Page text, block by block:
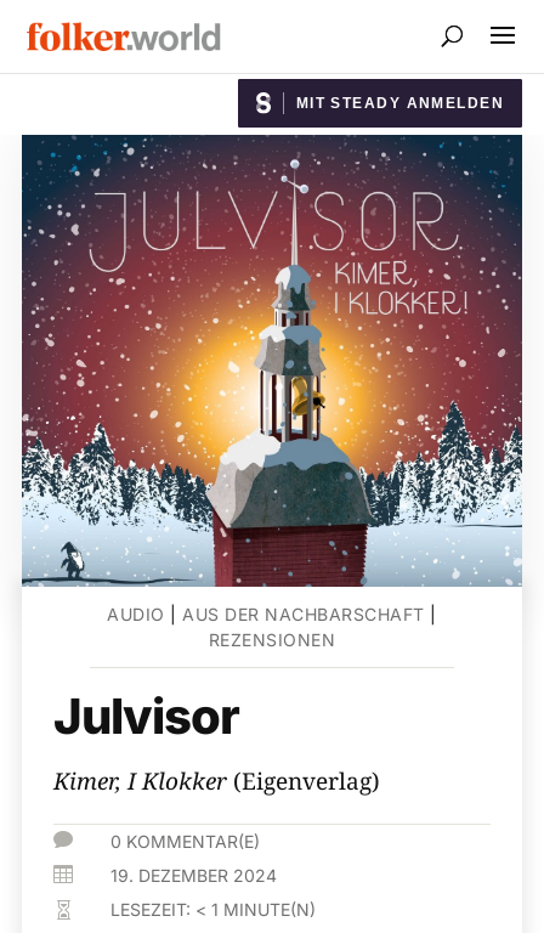
MIT STEADY ANMELDEN
AUDIO AUS DER NACHBARSCHAFT
REZENSIONEN
Julvisor
Kimer, I Klokker (Eigenverlag)
 0 KOMMENTAR(E)
 19. DEZEMBER 2024
 LESEZEIT: < 1 MINUTE(N)